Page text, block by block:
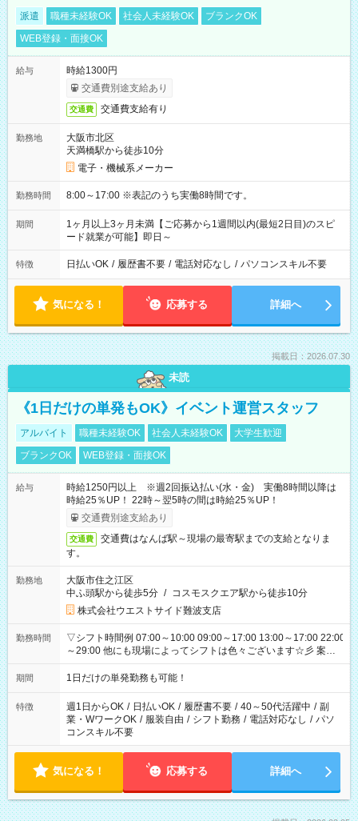
派遣 職種未経験OK 社会人未経験OK
ブランクOK
WEB登録・面接OK
給与
時給1300円
交通費別途支給あり
交通費 交通費支給有り
勤務地
大阪市北区
天満橋駅から徒歩10分
電子・機械系メーカー
勤務時間 8:00～17:00 ※表記のうち実働8時間です。
期間
1ヶ月以上3ヶ月未満【ご応募から1週間以内(最短2日目)のスピ
ード就業が可能】即日～
特徴 日払いOK / 履歴書不要 / 電話対応なし / パソコンスキル不要
気になる！ 応募する 詳細へ
掲載日：2026.07.30
未読
《1日だけの単発もOK》イベント運営スタッフ
アルバイト 職種未経験OK 社会人未経験OK
大学生歓迎
ブランクOK
WEB登録・面接OK
給与
時給1250円以上 ※週2回振込払い(水・金) 実働8時間以降は
時給25％UP！ 22時～翌5時の間は時給25％UP！
交通費別途支給あり
交通費
交通費はなんば駅～現場の最寄駅までの支給となりま
す。
勤務地
大阪市住之江区
中ふ頭駅から徒歩5分 / コスモスクエア駅から徒歩10分
株式会社ウエストサイド難波支店
勤務時間
▽シフト時間例 07:00～10:00 09:00～17:00 13:00～17:00 22:00
～29:00 他にも現場によってシフトは色々ございます☆彡 案件
次第では午前中で終わるお仕事も...！
期間 1日だけの単発勤務も可能！
特徴 週1日からOK / 日払いOK / 履歴書不要 / 40～50代活躍中 / 副
業・WワークOK / 服装自由 / シフト勤務 / 電話対応なし / パソ
コンスキル不要
気になる！ 応募する 詳細へ